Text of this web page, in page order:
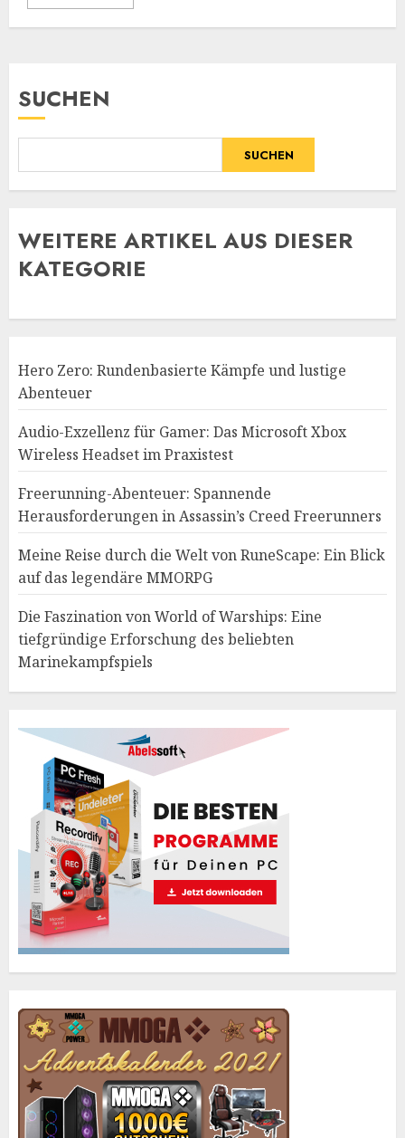
SUCHEN
SUCHEN
WEITERE ARTIKEL AUS DIESER
KATEGORIE
Hero Zero: Rundenbasierte Kämpfe und lustige
Abenteuer
Audio-Exzellenz für Gamer: Das Microsoft Xbox
Wireless Headset im Praxistest
Freerunning-Abenteuer: Spannende
Herausforderungen in Assassin’s Creed Freerunners
Meine Reise durch die Welt von RuneScape: Ein Blick
auf das legendäre MMORPG
Die Faszination von World of Warships: Eine
tiefgründige Erforschung des beliebten
Marinekampfspiels